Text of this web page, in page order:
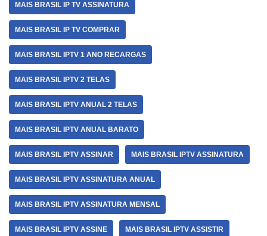
MAIS BRASIL IP TV ASSINATURA
MAIS BRASIL IP TV COMPRAR
MAIS BRASIL IPTV 1 ANO RECARGAS
MAIS BRASIL IPTV 2 TELAS
MAIS BRASIL IPTV ANUAL 2 TELAS
MAIS BRASIL IPTV ANUAL BARATO
MAIS BRASIL IPTV ASSINAR MAIS BRASIL IPTV ASSINATURA
MAIS BRASIL IPTV ASSINATURA ANUAL
MAIS BRASIL IPTV ASSINATURA MENSAL
MAIS BRASIL IPTV ASSINE MAIS BRASIL IPTV ASSISTIR